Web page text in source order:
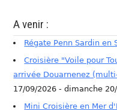
A venir :
Régate Penn Sardin en
Croisière "Voile pour
arrivée Douarnenez
17/09/2026 - dimanche
Mini Croisière en Mer